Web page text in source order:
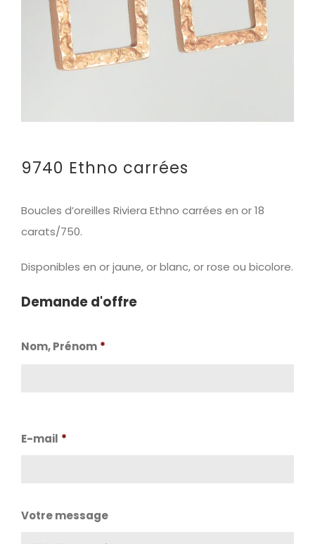
9740 Ethno carrées
Boucles d’oreilles Riviera Ethno carrées en or 18
carats/750.
Disponibles en or jaune, or blanc, or rose ou bicolore.
Demande d'offre
Nom, Prénom *
E-mail *
Votre message